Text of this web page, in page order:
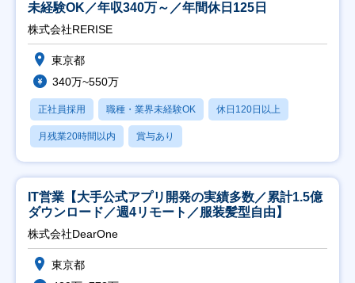
未経験OK／年収340万～／年間休日125日
株式会社RERISE
東京都
340万~550万
正社員採用 職種・業界未経験OK 休日120日以上
月残業20時間以内 賞与あり
IT営業【大手公式アプリ開発の実績多数／累計1.5億
ダウンロード／週4リモート／服装髪型自由】
株式会社DearOne
東京都